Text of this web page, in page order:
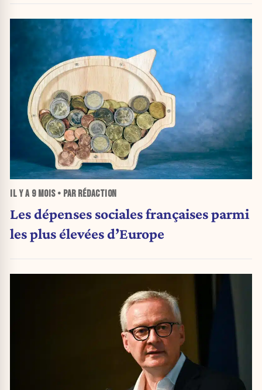
IL Y A 9 MOIS• PAR RÉDACTION
Les dépenses sociales françaises parmi
les plus élevées d’Europe